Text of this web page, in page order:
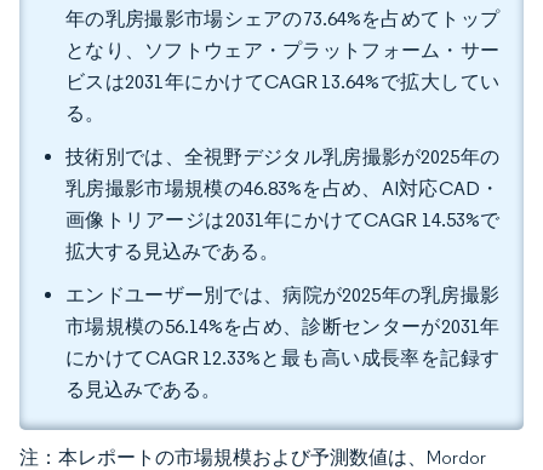
年の乳房撮影市場シェアの73.64%を占めてトップ
となり、ソフトウェア・プラットフォーム・サー
ビスは2031年にかけてCAGR 13.64%で拡大してい
る。
技術別では、全視野デジタル乳房撮影が2025年の
乳房撮影市場規模の46.83%を占め、AI対応CAD・
画像トリアージは2031年にかけてCAGR 14.53%で
拡大する見込みである。
エンドユーザー別では、病院が2025年の乳房撮影
市場規模の56.14%を占め、診断センターが2031年
にかけてCAGR 12.33%と最も高い成長率を記録す
る見込みである。
注：本レポートの市場規模および予測数値は、Mordor